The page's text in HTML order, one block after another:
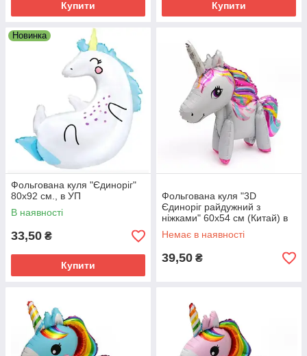
Купити Купити
Новинка
Фольгована куля "Єдиноріг"
80х92 см., в УП
В наявності
33,50 ₴
Купити
Фольгована куля "3D
Єдиноріг райдужний з
ніжками" 60х54 см (Китай) в
упаковці
Немає в наявності
39,50 ₴